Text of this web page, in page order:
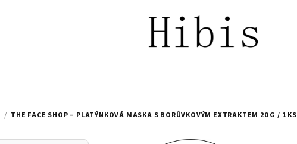
/ THE FACE SHOP – PLATÝNKOVÁ MASKA S BORŮVKOVÝM EXTRAKTEM 20 G / 1 KS